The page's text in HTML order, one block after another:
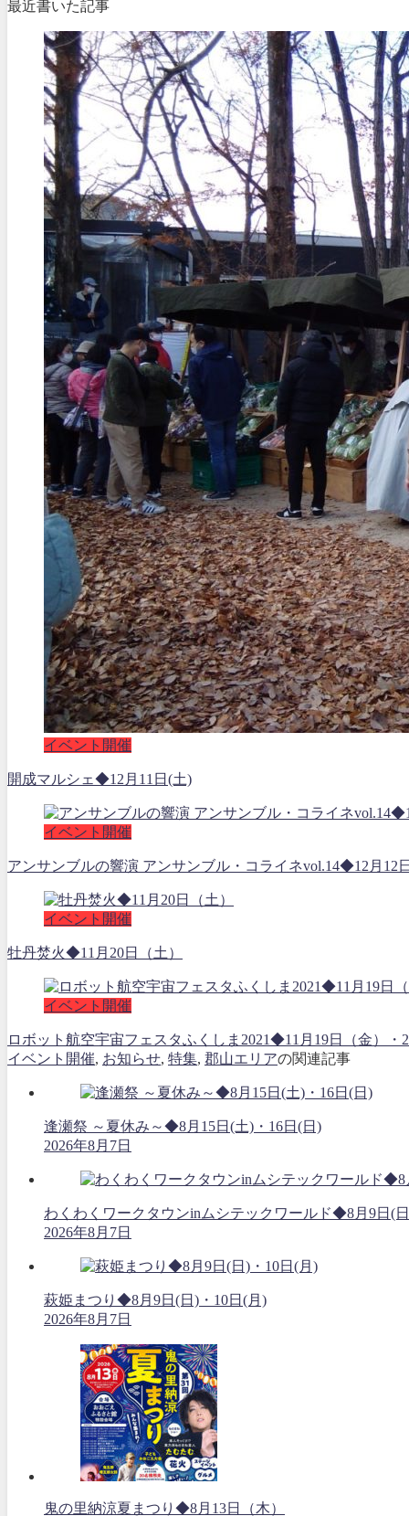
最近書いた記事
イベント開催
開成マルシェ◆12月11日(土)
イベント開催
アンサンブルの響演 アンサンブル・コライネvol.14◆12月12
イベント開催
牡丹焚火◆11月20日（土）
イベント開催
ロボット航空宇宙フェスタふくしま2021◆11月19日（金
イベント開催, お知らせ, 特集, 郡山エリアの関連記事
逢瀬祭 ～夏休み～◆8月15日(土)・16日(日)
2026年8月7日
わくわくワークタウンinムシテックワールド◆8月9日(
2026年8月7日
萩姫まつり◆8月9日(日)・10日(月)
2026年8月7日
鬼の里納涼夏まつり◆8月13日（木）